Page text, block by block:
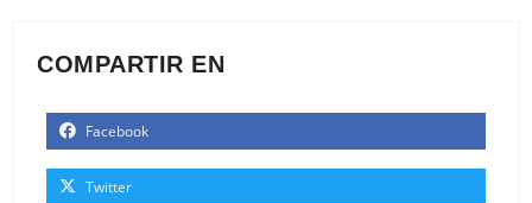
COMPARTIR EN
Facebook
Twitter